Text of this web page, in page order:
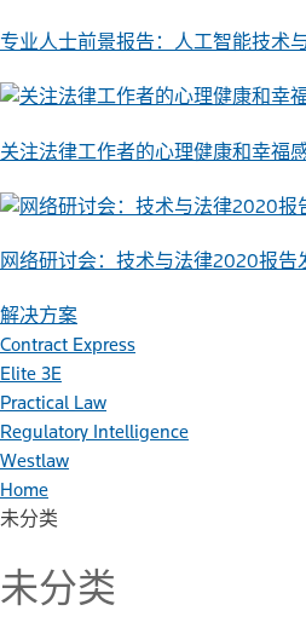
专业人士前景报告：人工智能技术
关注法律工作者的心理健康和幸福
网络研讨会：技术与法律2020报告
解决方案
Contract Express
Elite 3E
Practical Law
Regulatory Intelligence
Westlaw
Home
未分类
未分类